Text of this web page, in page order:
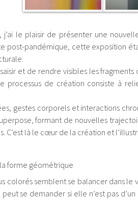
j’ai le plaisir de présenter une
post-pandémique, cette exposition
et de rendre visibles les
processus de création consiste à
gestes corporels et interactions
formant de nouvelles
C’est là le cœur de la création et
forme géométrique
colorés semblent se balancer dans
peut se demander si elle n’est pas